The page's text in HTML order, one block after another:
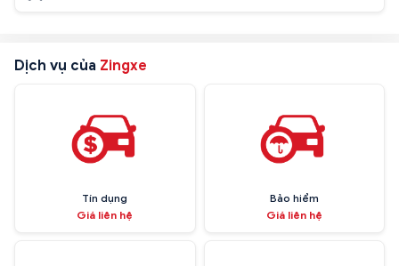
Dịch vụ của Zingxe
Tín dụng
Giá liên hệ
Bảo hiểm
Giá liên hệ